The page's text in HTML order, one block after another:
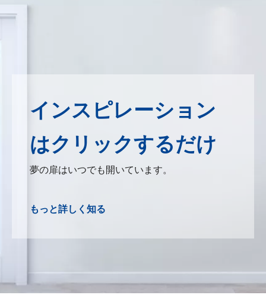
インスピレーション
はクリックするだけ
夢の扉はいつでも開いています。
もっと詳しく知る